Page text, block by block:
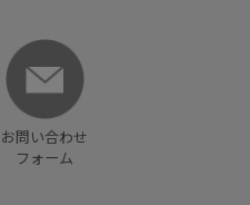
お問い合わせ
フォーム